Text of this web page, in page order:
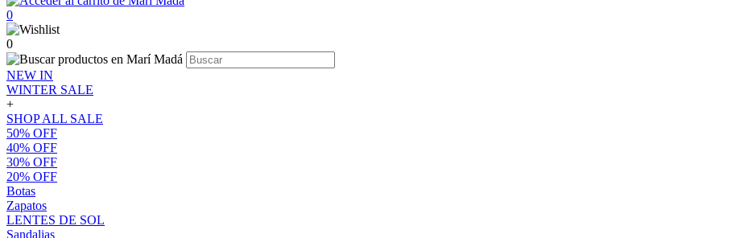
0
0
NEW IN
WINTER SALE
+
SHOP ALL SALE
50% OFF
40% OFF
30% OFF
20% OFF
Botas
Zapatos
LENTES DE SOL
Sandalias